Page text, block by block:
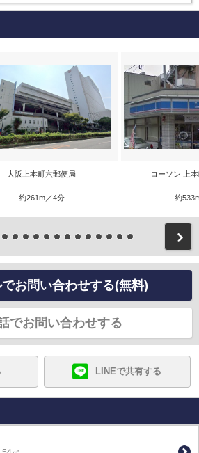
大阪上本町六郵便局
約261m／4分
ローソン 上
約
でお問い合わせする(無料)
でお問い合わせする
LINEで共有する